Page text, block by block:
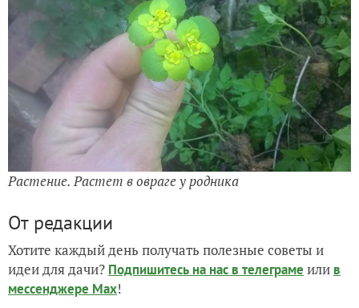
Растение. Растет в овраге у родника
От редакции
Хотите каждый день получать полезные советы и
идеи для дачи? Подпишитесь на нас в телеграме или в
мессенджере Max!